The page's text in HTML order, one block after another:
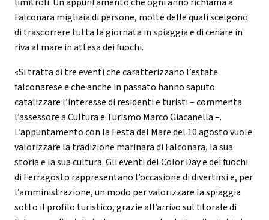
Falconara migliaia di persone, molte delle quali scelgono
di trascorrere tutta la giornata in spiaggia e di cenare in
riva al mare in attesa dei fuochi.
«Si tratta di tre eventi che caratterizzano l’estate
falconarese e che anche in passato hanno saputo
catalizzare l’interesse di residenti e turisti – commenta
l’assessore a Cultura e Turismo Marco Giacanella –.
L’appuntamento con la Festa del Mare del 10 agosto vuole
valorizzare la tradizione marinara di Falconara, la sua
storia e la sua cultura. Gli eventi del Color Day e dei fuochi
di Ferragosto rappresentano l’occasione di divertirsi e, per
l’amministrazione, un modo per valorizzare la spiaggia
sotto il profilo turistico, grazie all’arrivo sul litorale di